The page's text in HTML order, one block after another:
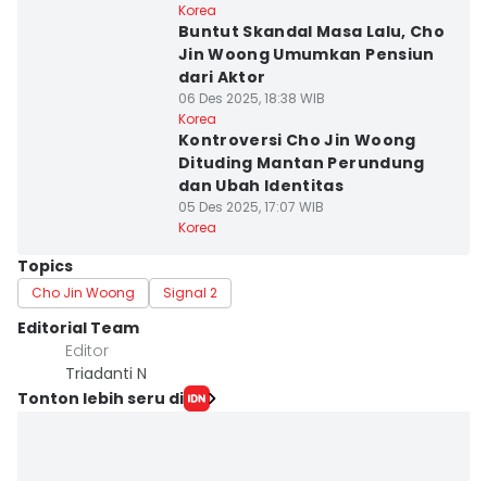
Korea
Buntut Skandal Masa Lalu, Cho
Jin Woong Umumkan Pensiun
dari Aktor
06 Des 2025, 18:38 WIB
Korea
Kontroversi Cho Jin Woong
Dituding Mantan Perundung
dan Ubah Identitas
05 Des 2025, 17:07 WIB
Korea
Topics
Cho Jin Woong Signal 2
Editorial Team
Editor
Triadanti N
Tonton lebih seru di